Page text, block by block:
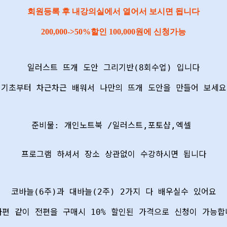
회원등록 후 내강의실에서 열어서 보시면 됩니다
200,000->50%할인 100,000원에 신청가능
일러스트 뜨개 도안 그리기반(8회수업) 입니다
기초부터 차근차근 배워서 나만의 뜨개 도안을 만들어 보세요
준비물: 개인노트북 /일러스트,포토샵,엑셀
프로그램 하셔서 장소 상관없이 수강하시면 됩니다
코바늘(6주)과 대바늘(2주) 2가지 다 배우실수 있어요
편 같이 전편을 구매시 10% 할인된 가격으로 신청이 가능합